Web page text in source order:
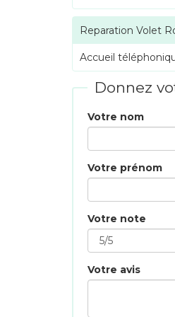
Reparation Volet
Accueil
Donnez
Votre nom
Votre prénom
Votre note
Votre avis